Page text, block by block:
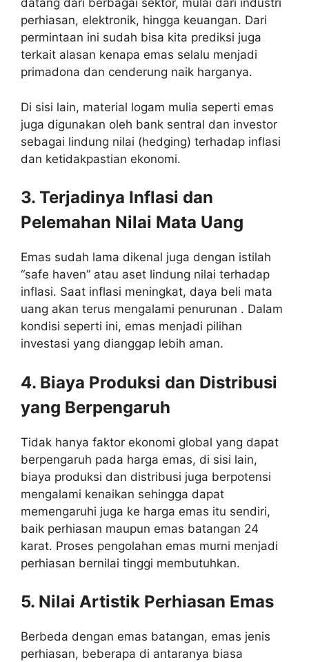
datang dari berbagai sektor, mulai dari industri
perhiasan, elektronik, hingga keuangan. Dari
permintaan ini sudah bisa kita prediksi juga
terkait alasan kenapa emas selalu menjadi
primadona dan cenderung naik harganya.
Di sisi lain, material logam mulia seperti emas
juga digunakan oleh bank sentral dan investor
sebagai lindung nilai (hedging) terhadap inflasi
dan ketidakpastian ekonomi.
3. Terjadinya Inflasi dan
Pelemahan Nilai Mata Uang
Emas sudah lama dikenal juga dengan istilah
“safe haven” atau aset lindung nilai terhadap
inflasi. Saat inflasi meningkat, daya beli mata
uang akan terus mengalami penurunan . Dalam
kondisi seperti ini, emas menjadi pilihan
investasi yang dianggap lebih aman.
4. Biaya Produksi dan Distribusi
yang Berpengaruh
Tidak hanya faktor ekonomi global yang dapat
berpengaruh pada harga emas, di sisi lain,
biaya produksi dan distribusi juga berpotensi
mengalami kenaikan sehingga dapat
memengaruhi juga ke harga emas itu sendiri,
baik perhiasan maupun emas batangan 24
karat. Proses pengolahan emas murni menjadi
perhiasan bernilai tinggi membutuhkan.
5. Nilai Artistik Perhiasan Emas
Berbeda dengan emas batangan, emas jenis
perhiasan, beberapa di antaranya biasa